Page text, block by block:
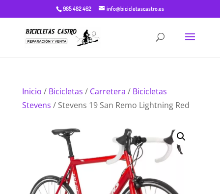
985 482 462 info@bicicletascastro.es
Inicio / Bicicletas / Carretera / Bicicletas
Stevens / Stevens 19 San Remo Lightning Red